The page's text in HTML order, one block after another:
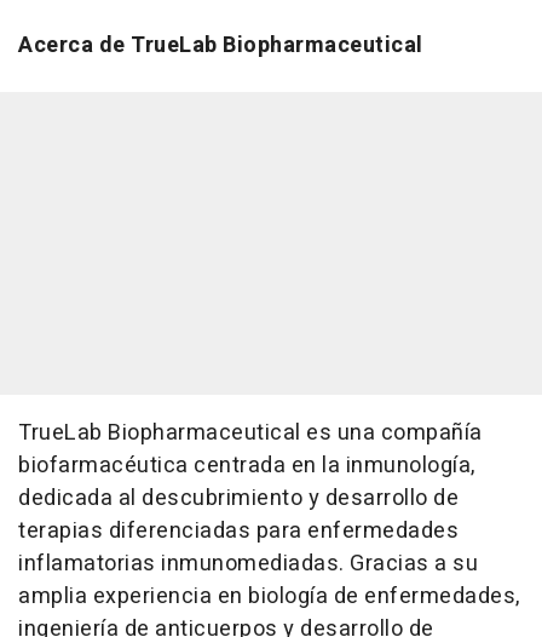
Acerca de TrueLab Biopharmaceutical
TrueLab Biopharmaceutical es una compañía
biofarmacéutica centrada en la inmunología,
dedicada al descubrimiento y desarrollo de
terapias diferenciadas para enfermedades
inflamatorias inmunomediadas. Gracias a su
amplia experiencia en biología de enfermedades,
ingeniería de anticuerpos y desarrollo de